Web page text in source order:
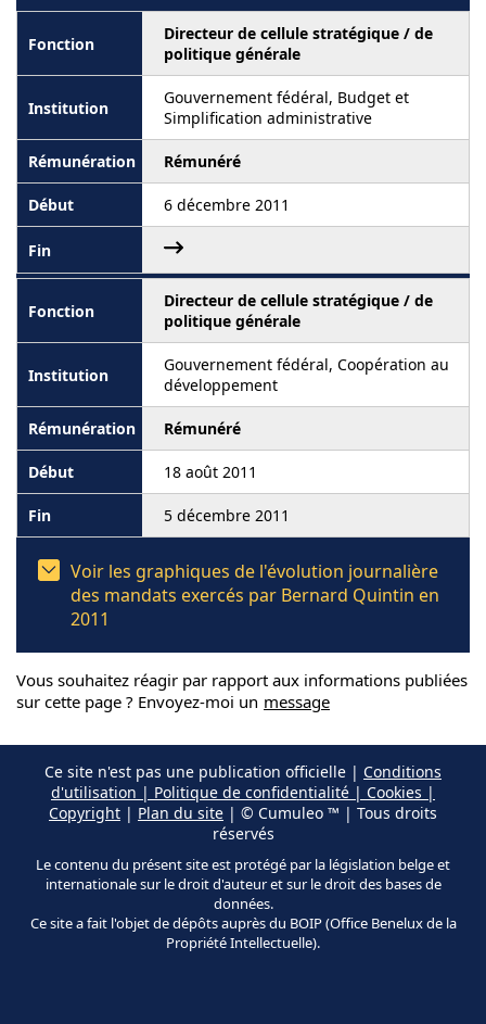
Directeur de cellule stratégique / de
politique générale
Gouvernement fédéral, Budget et
Simplification administrative
Rémunéré
6 décembre 2011
Directeur de cellule stratégique / de
politique générale
Gouvernement fédéral, Coopération au
développement
Rémunéré
18 août 2011
5 décembre 2011
Voir les graphiques de l'évolution journalière
des mandats exercés par Bernard Quintin en
2011
Vous souhaitez réagir par rapport aux informations publiées
sur cette page ? Envoyez-moi un message
Ce site n'est pas une publication officielle | Conditions
d'utilisation | Politique de confidentialité | Cookies |
Copyright | Plan du site | © Cumuleo ™ | Tous droits
réservés
Le contenu du présent site est protégé par la législation belge et
internationale sur le droit d'auteur et sur le droit des bases de
données.
Ce site a fait l'objet de dépôts auprès du BOIP (Office Benelux de la
Propriété Intellectuelle).